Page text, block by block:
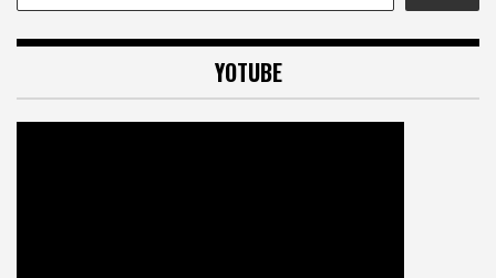
YOTUBE